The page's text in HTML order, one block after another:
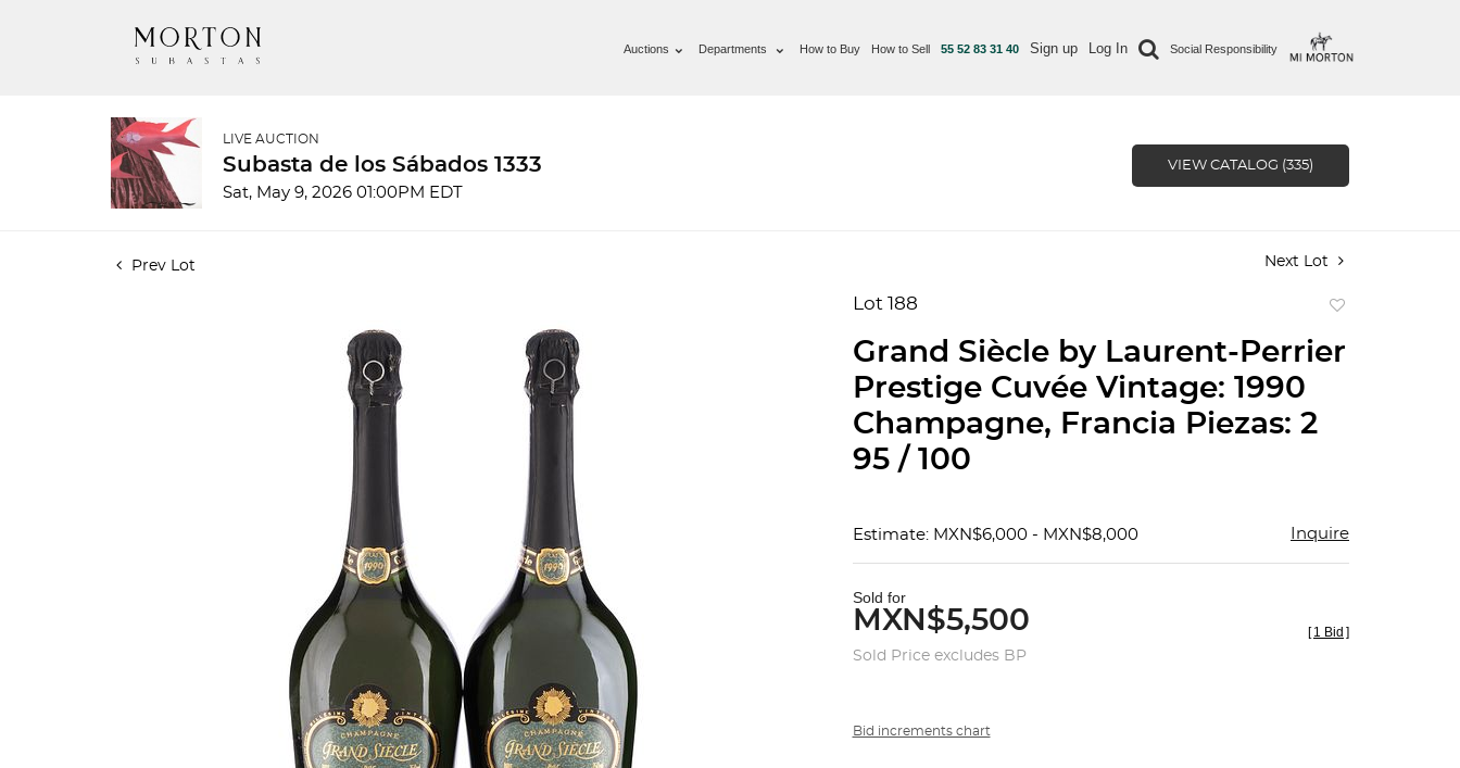
Auctions Departments How to Buy How to Sell 55 52 83 31 40 Sign up Log In Social Responsibility
LIVE AUCTION
Subasta de los Sábados 1333
Sat, May 9, 2026 01:00PM EDT
VIEW CATALOG (335)
Prev Lot Next Lot
Lot 188
favorite
Grand Siècle by Laurent-Perrier
Prestige Cuvée Vintage: 1990
Champagne, Francia Piezas: 2
95 / 100
Estimate: MXN$6,000 - MXN$8,000 Inquire
Sold for
MXN$5,500
Sold Price excludes BP
[ 1 Bid ]
Bid increments chart